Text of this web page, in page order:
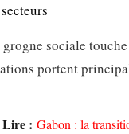
sociale
portent
Lire : Gabon : la